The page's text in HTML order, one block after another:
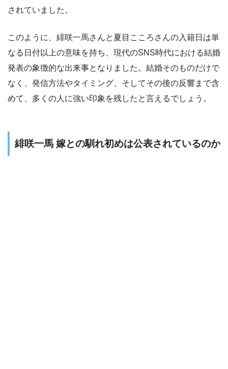
されていました。
このように、緋咲一馬さんと夏目こころさんの入籍日は単
なる日付以上の意味を持ち、現代のSNS時代における結婚
発表の象徴的な出来事となりました。結婚そのものだけで
なく、発信方法やタイミング、そしてその後の反響まで含
めて、多くの人に強い印象を残したと言えるでしょう。
緋咲一馬 嫁との馴れ初めは公表されているのか